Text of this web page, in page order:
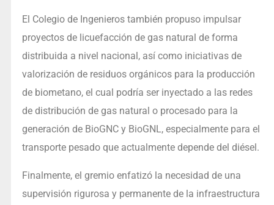
El Colegio de Ingenieros también propuso impulsar
proyectos de licuefacción de gas natural de forma
distribuida a nivel nacional, así como iniciativas de
valorización de residuos orgánicos para la producción
de biometano, el cual podría ser inyectado a las redes
de distribución de gas natural o procesado para la
generación de BioGNC y BioGNL, especialmente para el
transporte pesado que actualmente depende del diésel.
Finalmente, el gremio enfatizó la necesidad de una
supervisión rigurosa y permanente de la infraestructura